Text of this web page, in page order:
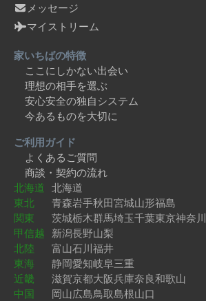
メッセージ
マイストリーム
家いちばの特徴
ここにしかない出会い
理想の相手を選ぶ
安心安全の独自システム
今あるものを大切に
ご利用ガイド
よくあるご質問
商談・契約の流れ
北海道 北海道
東北
青森岩手秋田宮城山形福島
関東
茨城栃木群馬埼玉千葉東京神奈川
甲信越 新潟長野山梨
北陸
富山石川福井
東海
静岡愛知岐阜三重
近畿
滋賀京都大阪兵庫奈良和歌山
中国
岡山広島鳥取島根山口